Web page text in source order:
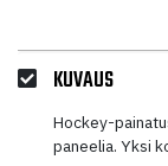
KUVAUS
Hockey-
paneelia. Yksi